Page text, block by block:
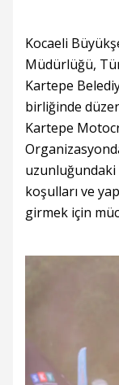
Kocaeli
Müdürlüğü,
Kartepe
birliğinde
Kartepe
koşulları ve
girmek için